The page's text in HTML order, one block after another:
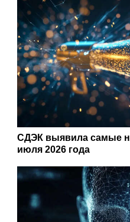
СДЭК выявила самые
июля 2026 года